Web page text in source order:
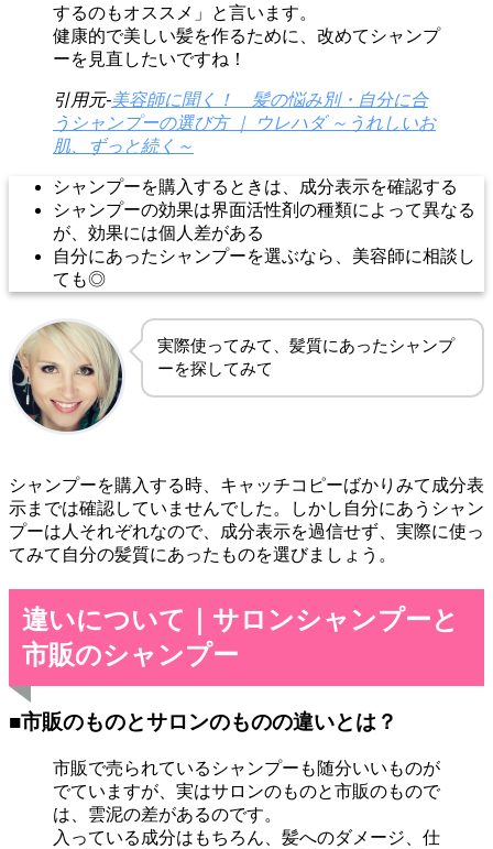
するのもオススメ」と言います。
健康的で美しい髪を作るために、改めてシャンプ
ーを見直したいですね！
引用元-美容師に聞く！ 髪の悩み別・自分に合
うシャンプーの選び方 ｜ ウレハダ ～うれしいお
肌、ずっと続く～
シャンプーを購入するときは、成分表示を確認する
シャンプーの効果は界面活性剤の種類によって異なる
が、効果には個人差がある
自分にあったシャンプーを選ぶなら、美容師に相談し
ても◎
実際使ってみて、髪質にあったシャンプ
ーを探してみて
シャンプーを購入する時、キャッチコピーばかりみて成分表
示までは確認していませんでした。しかし自分にあうシャン
プーは人それぞれなので、成分表示を過信せず、実際に使っ
てみて自分の髪質にあったものを選びましょう。
違いについて｜サロンシャンプーと
市販のシャンプー
■市販のものとサロンのものの違いとは？
市販で売られているシャンプーも随分いいものが
でていますが、実はサロンのものと市販のもので
は、雲泥の差があるのです。
入っている成分はもちろん、髪へのダメージ、仕